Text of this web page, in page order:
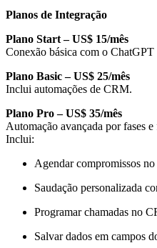
Planos de Integração
Plano Start – US$ 15/mês
Conexão básica com o
Plano Basic – US$ 25/mês
Inclui automações de CRM.
Plano Pro – US$ 35/mês
Automação avançada por fases
Inclui:
Agendar compromissos
Saudação personalizada
Programar chamadas no
Salvar dados em campos